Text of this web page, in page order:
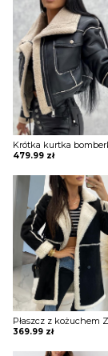
479.99 zł
369.99 zł